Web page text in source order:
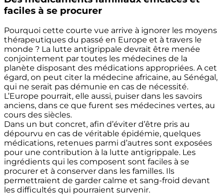
faciles à se procurer
Pourquoi cette courte vue arrive à ignorer les moyens
thérapeutiques du passé en Europe et à travers le
monde ? La lutte antigrippale devrait être menée
conjointement par toutes les médecines de la
planète disposant des médications appropriées. A cet
égard, on peut citer la médecine africaine, au Sénégal,
qui ne serait pas démunie en cas de nécessité.
L’Europe pourrait, elle aussi, puiser dans les savoirs
anciens, dans ce que furent ses médecines vertes, au
cours des siècles.
Dans un but concret, afin d’éviter d’être pris au
dépourvu en cas de véritable épidémie, quelques
médications, retenues parmi d’autres sont exposées
pour une contribution à la lutte antigrippale. Les
ingrédients qui les composent sont faciles à se
procurer et à conserver dans les familles. Ils
permettraient de garder calme et sang-froid devant
les difficultés qui pourraient survenir.